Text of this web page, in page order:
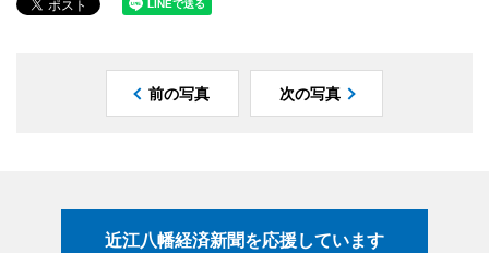
前の写真 次の写真
近江八幡経済新聞を応援しています